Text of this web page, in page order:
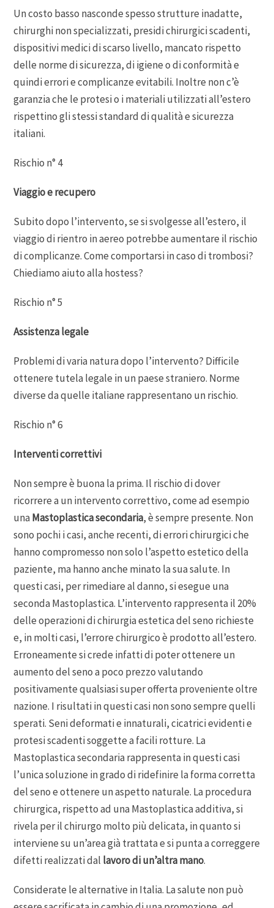
Un costo basso nasconde spesso strutture inadatte,
chirurghi non specializzati, presidi chirurgici scadenti,
dispositivi medici di scarso livello, mancato rispetto
delle norme di sicurezza, di igiene o di conformità e
quindi errori e complicanze evitabili. Inoltre non c’è
garanzia che le protesi o i materiali utilizzati all’estero
rispettino gli stessi standard di qualità e sicurezza
italiani.
Rischio n° 4
Viaggio e recupero
Subito dopo l’intervento, se si svolgesse all’estero, il
viaggio di rientro in aereo potrebbe aumentare il rischio
di complicanze. Come comportarsi in caso di trombosi?
Chiediamo aiuto alla hostess?
Rischio n° 5
Assistenza legale
Problemi di varia natura dopo l’intervento? Difficile
ottenere tutela legale in un paese straniero. Norme
diverse da quelle italiane rappresentano un rischio.
Rischio n° 6
Interventi correttivi
Non sempre è buona la prima. Il rischio di dover
ricorrere a un intervento correttivo, come ad esempio
unaMastoplastica secondaria, è sempre presente. Non
sono pochi i casi, anche recenti, di errori chirurgici che
hanno compromesso non solo l’aspetto estetico della
paziente, ma hanno anche minato la sua salute. In
questi casi, per rimediare al danno, si esegue una
seconda Mastoplastica. L’intervento rappresenta il 20%
delle operazioni di chirurgia estetica del seno richieste
e, in molti casi, l’errore chirurgico è prodotto all’estero.
Erroneamente si crede infatti di poter ottenere un
aumento del seno a poco prezzo valutando
positivamente qualsiasi super offerta proveniente oltre
nazione. I risultati in questi casi non sono sempre quelli
sperati. Seni deformati e innaturali, cicatrici evidenti e
protesi scadenti soggette a facili rotture. La
Mastoplastica secondaria rappresenta in questi casi
l’unica soluzione in grado di ridefinire la forma corretta
del seno e ottenere un aspetto naturale. La procedura
chirurgica, rispetto ad una Mastoplastica additiva, si
rivela per il chirurgo molto più delicata, in quanto si
interviene su un’area già trattata e si punta a correggere
difetti realizzati dal lavoro di un’altra mano.
Considerate le alternative in Italia. La salute non può